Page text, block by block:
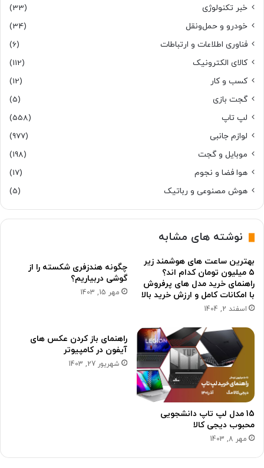
خبر تکنولوژی
(33)
خودرو و حمل‌و‌نقل
(34)
فناوری اطلاعات و ارتباطات
(6)
کالای الکترونیک
(112)
کسب و کار
(12)
گجت بازی
(5)
لپ تاپ
(558)
لوازم جانبی
(977)
موبایل و گجت
(198)
هوا فضا و نجوم
(17)
هوش مصنوعی و رباتیک
(5)
نوشته های مشابه
بهترین ساعت های هوشمند زیر
۵ میلیون تومان کدام اند؟
راهنمای خرید مدل های پرفروش
با امکانات کامل و ارزش خرید بالا
اسفند 2, 1404
چگونه هندزفری شکسته را از
گوشی دربیاریم؟
مهر 15, 1403
15 مدل لپ تاپ دانشجویی
محبوب دیجی کالا
مهر 8, 1403
راهنمای باز کردن عکس های
آیفون در کامپیوتر
شهریور 27, 1403